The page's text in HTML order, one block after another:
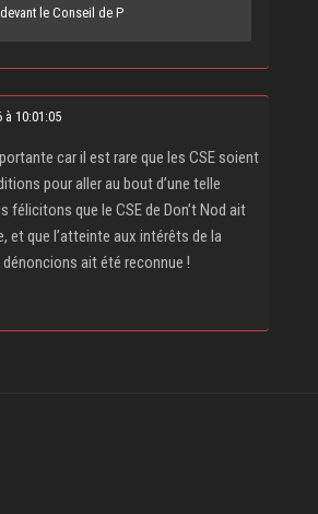
le Conseil de P
10:01:05
car il est rare que les CSE soient
pour aller au bout d’une telle
félicitons que le CSE de Don’t Nod ait
et que l’atteinte aux intérêts de la
ait été reconnue !